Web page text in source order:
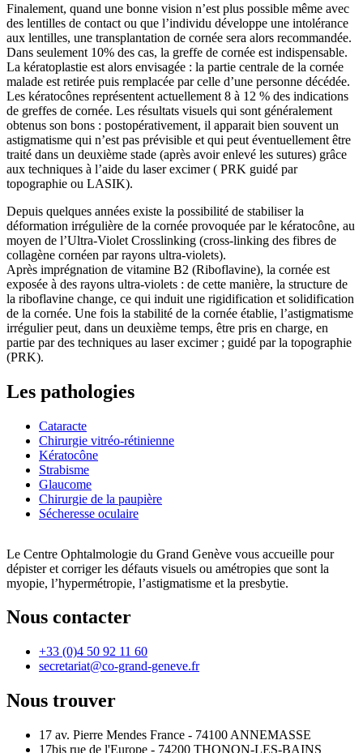
Finalement, quand une bonne vision n’est plus possible même avec
des lentilles de contact ou que l’individu développe une intolérance
aux lentilles, une transplantation de cornée sera alors recommandée.
Dans seulement 10% des cas, la greffe de cornée est indispensable.
La kératoplastie est alors envisagée : la partie centrale de la cornée
malade est retirée puis remplacée par celle d’une personne décédée.
Les kératocônes représentent actuellement 8 à 12 % des indications
de greffes de cornée. Les résultats visuels qui sont généralement
obtenus son bons : postopérativement, il apparait bien souvent un
astigmatisme qui n’est pas prévisible et qui peut éventuellement être
traité dans un deuxième stade (après avoir enlevé les sutures) grâce
aux techniques à l’aide du laser excimer ( PRK guidé par
topographie ou LASIK).
Depuis quelques années existe la possibilité de stabiliser la
déformation irrégulière de la cornée provoquée par le kératocône, au
moyen de l’Ultra-Violet Crosslinking (cross-linking des fibres de
collagène cornéen par rayons ultra-violets).
Après imprégnation de vitamine B2 (Riboflavine), la cornée est
exposée à des rayons ultra-violets : de cette manière, la structure de
la riboflavine change, ce qui induit une rigidification et solidification
de la cornée. Une fois la stabilité de la cornée établie, l’astigmatisme
irrégulier peut, dans un deuxième temps, être pris en charge, en
partie par des techniques au laser excimer ; guidé par la topographie
(PRK).
Les pathologies
Cataracte
Chirurgie vitréo-rétinienne
Kératocône
Strabisme
Glaucome
Chirurgie de la paupière
Sécheresse oculaire
Le Centre Ophtalmologie du Grand Genève vous accueille pour
dépister et corriger les défauts visuels ou amétropies que sont la
myopie, l’hypermétropie, l’astigmatisme et la presbytie.
Nous contacter
+33 (0)4 50 92 11 60
secretariat@co-grand-geneve.fr
Nous trouver
17 av. Pierre Mendes France - 74100 ANNEMASSE
17bis rue de l'Europe - 74200 THONON-LES-BAINS